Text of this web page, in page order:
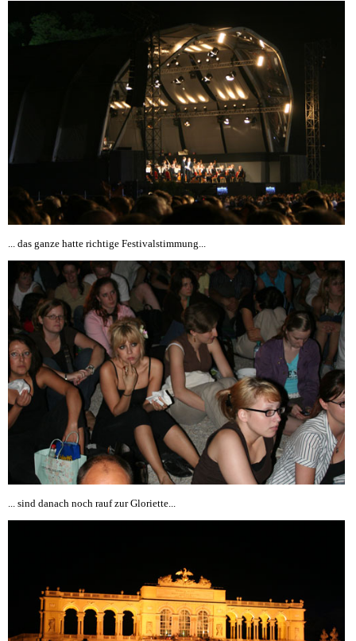
... das ganze hatte richtige Festivalstimmung...
... sind danach noch rauf zur Gloriette...